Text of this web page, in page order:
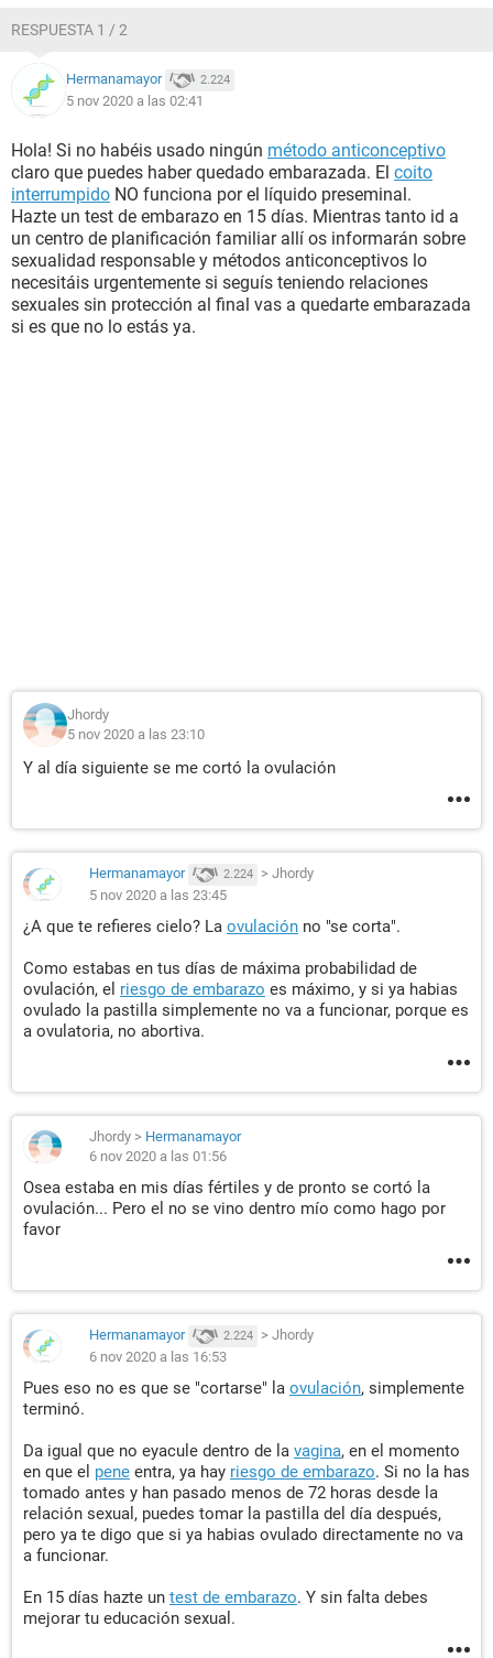
RESPUESTA 1 / 2
Hermanamayor 2.224
5 nov 2020 a las 02:41
Hola! Si no habéis usado ningún método anticonceptivo
claro que puedes haber quedado embarazada. El coito
interrumpido NO funciona por el líquido preseminal.
Hazte un test de embarazo en 15 días. Mientras tanto id a
un centro de planificación familiar allí os informarán sobre
sexualidad responsable y métodos anticonceptivos lo
necesitáis urgentemente si seguís teniendo relaciones
sexuales sin protección al final vas a quedarte embarazada
si es que no lo estás ya.
Jhordy
5 nov 2020 a las 23:10
Y al día siguiente se me cortó la ovulación
Hermanamayor 2.224 > Jhordy
5 nov 2020 a las 23:45
¿A que te refieres cielo? La ovulación no "se corta".
Como estabas en tus días de máxima probabilidad de
ovulación, el riesgo de embarazo es máximo, y si ya habias
ovulado la pastilla simplemente no va a funcionar, porque es
a ovulatoria, no abortiva.
Jhordy > Hermanamayor
6 nov 2020 a las 01:56
Osea estaba en mis días fértiles y de pronto se cortó la
ovulación... Pero el no se vino dentro mío como hago por
favor
Hermanamayor 2.224 > Jhordy
6 nov 2020 a las 16:53
Pues eso no es que se "cortarse" la ovulación, simplemente
terminó.
Da igual que no eyacule dentro de la vagina, en el momento
en que el pene entra, ya hay riesgo de embarazo. Si no la has
tomado antes y han pasado menos de 72 horas desde la
relación sexual, puedes tomar la pastilla del día después,
pero ya te digo que si ya habias ovulado directamente no va
a funcionar.
En 15 días hazte un test de embarazo. Y sin falta debes
mejorar tu educación sexual.